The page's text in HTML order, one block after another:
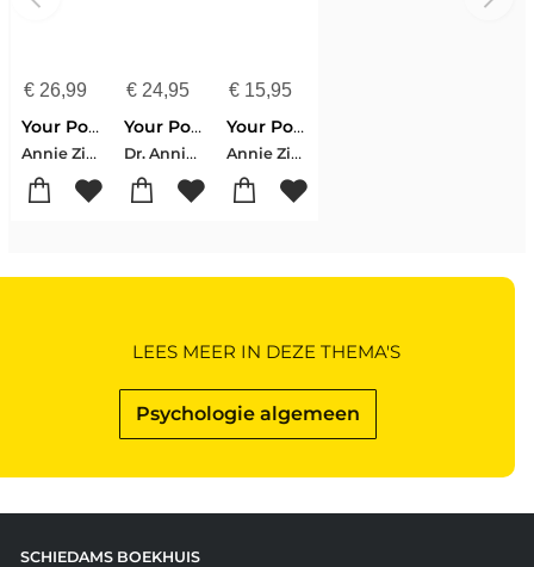
€26,99
Your Pocket Therapist
Annie Zimmerman
€24,95
Your Pocket Therapist
Dr. Annie Zimmerman
€ 15,95
Your Pocket Therapist
Annie Zimmerman
Psychologie algemeen
LEES MEER IN DEZE THEMA'S
SCHIEDAMS BOEKHUIS